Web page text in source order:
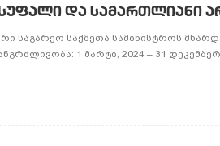
და სამართლიანი
საქმეთა სამინისტროს
1 მარტი, 2024 – 31